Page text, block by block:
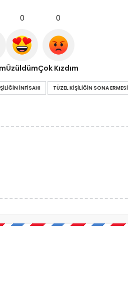
0
Üzüldüm
0
Çok Kızdım
INFISAHI
TÜZEL KIŞILIĞIN SONA ERMESI